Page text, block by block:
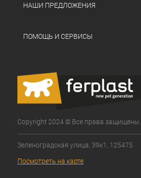
НАШИ ПРЕДЛОЖЕНИЯ
ПОМОЩЬ И СЕРВИСЫ
Copyright 2024 © Все права защищены.
Зеленоградская улица, 39к1, 125475
Посмотреть на карте